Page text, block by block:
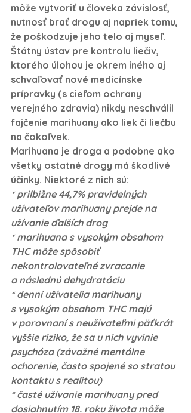
môže vytvoriť u človeka závislosť,
nutnosť brať drogu aj napriek tomu,
že poškodzuje jeho telo aj myseľ.
Štátny ústav pre kontrolu liečiv,
ktorého úlohou je okrem iného aj
schvaľovať nové medicínske
prípravky (s cieľom ochrany
verejného zdravia) nikdy neschválil
fajčenie marihuany ako liek či liečbu
na čokoľvek.
Marihuana je droga a podobne ako
všetky ostatné drogy má škodlivé
účinky. Niektoré z nich sú:
* prilbižne 44,7% pravidelných
užívateľov marihuany prejde na
užívanie ďalších drog
* marihuana s vysokým obsahom
THC môže spôsobiť
nekontrolovateľné zvracanie
a následnú dehydratáciu
* denní užívatelia marihuany
s vysokým obsahom THC majú
v porovnaní s neužívateľmi päťkrát
vyššie riziko, že sa u nich vyvinie
psychóza (závažné mentálne
ochorenie, často spojené so stratou
kontaktu s realitou)
* časté užívanie marihuany pred
dosiahnutím 18. roku života môže